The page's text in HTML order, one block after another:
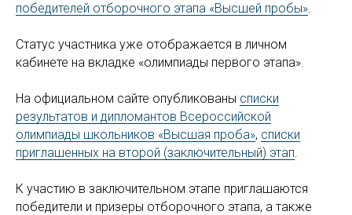
победителей отборочного этапа «Высшей пробы».
Статус участника уже отображается в личном
кабинете на вкладке «олимпиады первого этапа».
На официальном сайте опубликованы списки
результатов и дипломантов Всероссийской
олимпиады школьников «Высшая проба», списки
приглашенных на второй (заключительный) этап.
К участию в заключительном этапе приглашаются
победители и призеры отборочного этапа, а также